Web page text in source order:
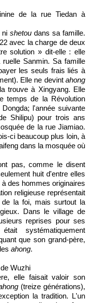
de la rue Tiedan à
nishetou dans sa famille.
avec la charge de deux
solution » dit-elle : elle
Sanmin. Sa famille
les seuls frais liés à
Elle ne devint ahong
trouve à Xingyang. Elle
temps de la Révolution
Dongda; l'année suivante
Shilipu) pour trois ans
de la rue Jiamiao.
ci beaucoup plus loin, à
dans la mosquée où
pas, comme le disent
huit d'entre elles
des hommes originaires
religieuse représentait
la foi, mais surtout la
Dans le village de
reprises pour ses
systématiquement
que son grand-père,
ahong.
Wuzhi
elle faisait valoir son
(treize générations),
la tradition. L'un